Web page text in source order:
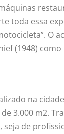
toda essa
O
(1948)
na
3.000 m2.
de